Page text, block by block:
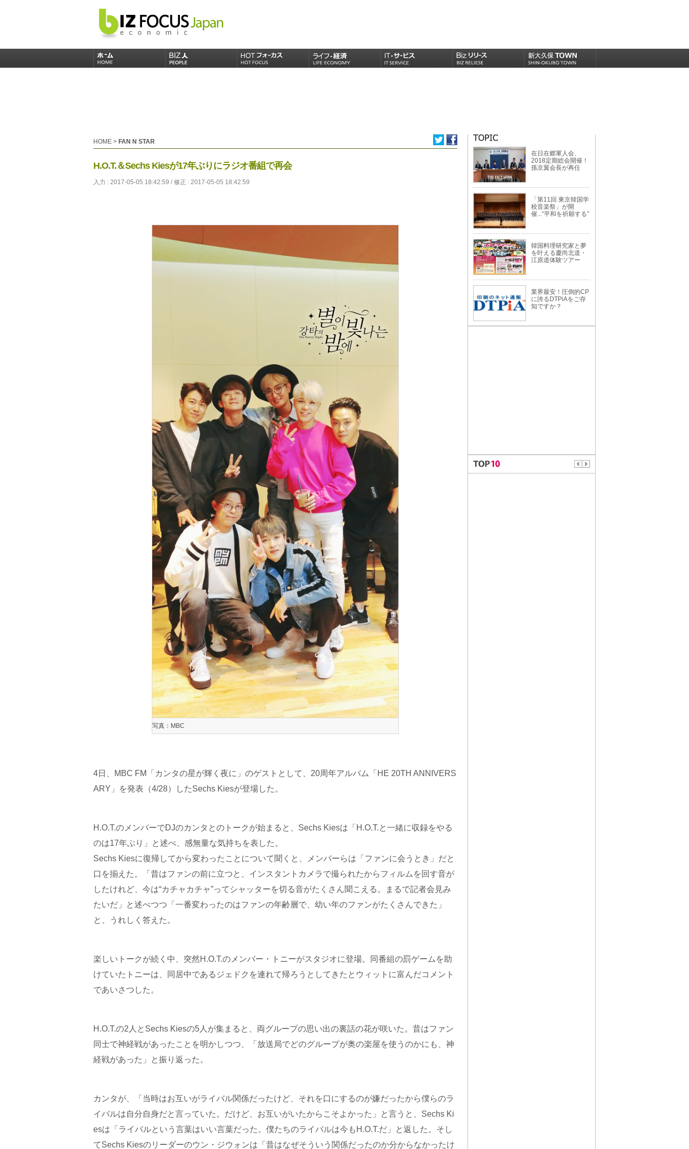
HOME > FAN N STAR
H.O.T.＆Sechs Kiesが17年ぶりにラジオ番組で再会
入力 : 2017-05-05 18:42:59 / 修正 : 2017-05-05 18:42:59
写真：MBC
4日、MBC FM「カンタの星が輝く夜に」のゲストとして、20周年アルバム「HE 20TH ANNIVERS
ARY」を発表（4/28）したSechs Kiesが登場した。
H.O.T.のメンバーでDJのカンタとのトークが始まると、Sechs Kiesは「H.O.T.と一緒に収録をやる
のは17年ぶり」と述べ、感無量な気持ちを表した。
Sechs Kiesに復帰してから変わったことについて聞くと、メンバーらは「ファンに会うとき」だと
口を揃えた。「昔はファンの前に立つと、インスタントカメラで撮られたからフィルムを回す音が
したけれど、今は“カチャカチャ”ってシャッターを切る音がたくさん聞こえる。まるで記者会見み
たいだ」と述べつつ「一番変わったのはファンの年齢層で、幼い年のファンがたくさんできた」
と、うれしく答えた。
楽しいトークが続く中、突然H.O.T.のメンバー・トニーがスタジオに登場。同番組の罰ゲームを助
けていたトニーは、同居中であるジェドクを連れて帰ろうとしてきたとウィットに富んだコメント
であいさつした。
H.O.T.の2人とSechs Kiesの5人が集まると、両グループの思い出の裏話の花が咲いた。昔はファン
同士で神経戦があったことを明かしつつ、「放送局でどのグループが奥の楽屋を使うのかにも、神
経戦があった」と振り返った。
カンタが、「当時はお互いがライバル関係だったけど、それを口にするのが嫌だったから僕らのラ
イバルは自分自身だと言っていた。だけど、お互いがいたからこそよかった」と言うと、Sechs Ki
esは「ライバルという言葉はいい言葉だった。僕たちのライバルは今もH.O.T.だ」と返した。そし
てSechs Kiesのリーダーのウン・ジウォンは「昔はなぜそういう関係だったのか分からなかったけ
在日在郷軍人会、
2018定期総会開催！
孫京翼会長が再任
「第11回 東京韓国学
校音楽祭」が開
催...“平和を祈願する”
韓国料理研究家と夢
を叶える慶尚北道・
江原道体験ツアー
業界最安！圧倒的CP
に誇るDTPiAをご存
知ですか？